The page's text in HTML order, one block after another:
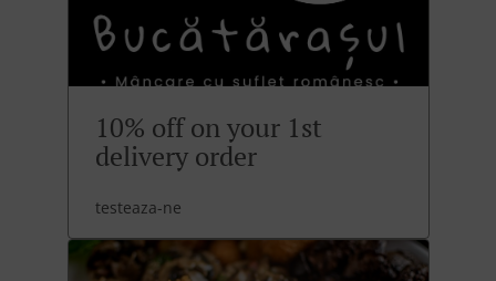
10% off on your 1st
delivery order
testeaza-ne